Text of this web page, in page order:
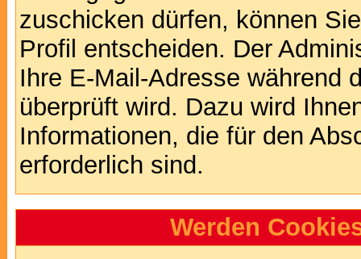
zuschicken dürfen, können
Profil entscheiden. Der
Ihre E-Mail-Adresse während
überprüft wird. Dazu wird
Informationen, die für den
erforderlich sind.
Werden